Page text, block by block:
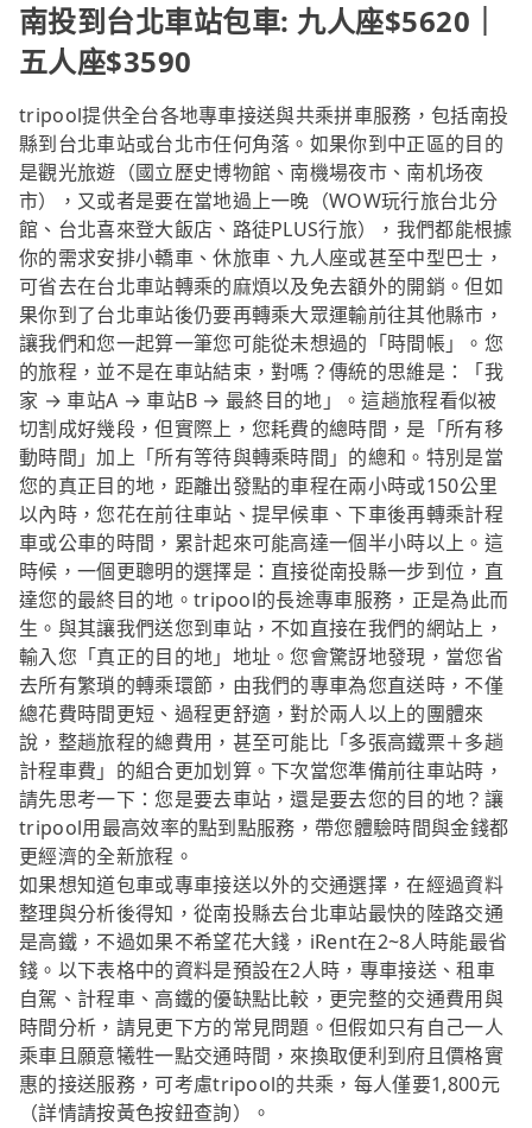
南投到台北車站包車: 九人座$5620｜
五人座$3590
tripool提供全台各地專車接送與共乘拼車服務，包括南投
縣到台北車站或台北市任何角落。如果你到中正區的目的
是觀光旅遊（國立歷史博物館、南機場夜市、南机场夜
市），又或者是要在當地過上一晚（WOW玩行旅台北分
館、台北喜來登大飯店、路徒PLUS行旅），我們都能根據
你的需求安排小轎車、休旅車、九人座或甚至中型巴士，
可省去在台北車站轉乘的麻煩以及免去額外的開銷。但如
果你到了台北車站後仍要再轉乘大眾運輸前往其他縣市，
讓我們和您一起算一筆您可能從未想過的「時間帳」。您
的旅程，並不是在車站結束，對嗎？傳統的思維是：「我
家 → 車站A → 車站B → 最終目的地」。這趟旅程看似被
切割成好幾段，但實際上，您耗費的總時間，是「所有移
動時間」加上「所有等待與轉乘時間」的總和。特別是當
您的真正目的地，距離出發點的車程在兩小時或150公里
以內時，您花在前往車站、提早候車、下車後再轉乘計程
車或公車的時間，累計起來可能高達一個半小時以上。這
時候，一個更聰明的選擇是：直接從南投縣一步到位，直
達您的最終目的地。tripool的長途專車服務，正是為此而
生。與其讓我們送您到車站，不如直接在我們的網站上，
輸入您「真正的目的地」地址。您會驚訝地發現，當您省
去所有繁瑣的轉乘環節，由我們的專車為您直送時，不僅
總花費時間更短、過程更舒適，對於兩人以上的團體來
說，整趟旅程的總費用，甚至可能比「多張高鐵票＋多趟
計程車費」的組合更加划算。下次當您準備前往車站時，
請先思考一下：您是要去車站，還是要去您的目的地？讓
tripool用最高效率的點到點服務，帶您體驗時間與金錢都
更經濟的全新旅程。
如果想知道包車或專車接送以外的交通選擇，在經過資料
整理與分析後得知，從南投縣去台北車站最快的陸路交通
是高鐵，不過如果不希望花大錢，iRent在2~8人時能最省
錢。以下表格中的資料是預設在2人時，專車接送、租車
自駕、計程車、高鐵的優缺點比較，更完整的交通費用與
時間分析，請見更下方的常見問題。但假如只有自己一人
乘車且願意犧牲一點交通時間，來換取便利到府且價格實
惠的接送服務，可考慮tripool的共乘，每人僅要1,800元
（詳情請按黃色按鈕查詢）。